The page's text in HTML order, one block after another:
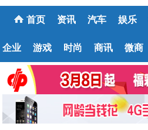
首页 资讯 汽车 娱乐
企业 游戏 时尚 商讯 微商